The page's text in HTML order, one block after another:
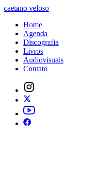
caetano veloso
Home
Agenda
Discografia
Livros
Audiovisuais
Contato